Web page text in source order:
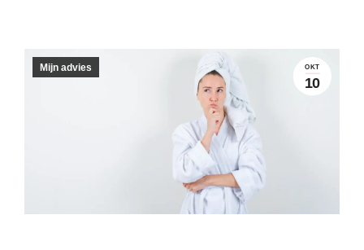
OKT
10
Mijn advies